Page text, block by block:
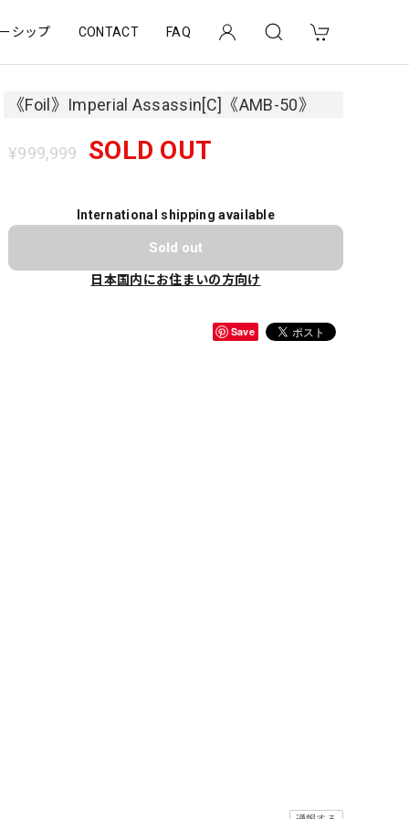
シップ CONTACT FAQ
《Foil》Imperial Assassin[C]《AMB-50》
¥999,999 SOLD OUT
International shipping available
Sold out
日本国内にお住まいの方向け
Save